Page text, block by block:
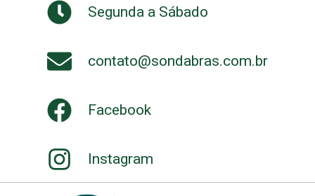
Segunda a Sábado
contato@sondabras.com.br
Facebook
Instagram